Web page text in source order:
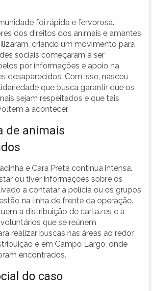
foi rápida e fervorosa.
dos direitos dos animais e amantes
criando um movimento para
sociais começaram a ser
por informações e apoio na
desaparecidos. Com isso, nasceu
que busca garantir que os
sejam respeitados e que tais
a acontecer.
de animais
e Cara Preta continua intensa.
ou tiver informações sobre os
a contatar a polícia ou os grupos
na linha de frente da operação.
a distribuição de cartazes e a
que se reúnem
realizar buscas nas áreas ao redor
e em Campo Largo, onde
encontrados.
do caso